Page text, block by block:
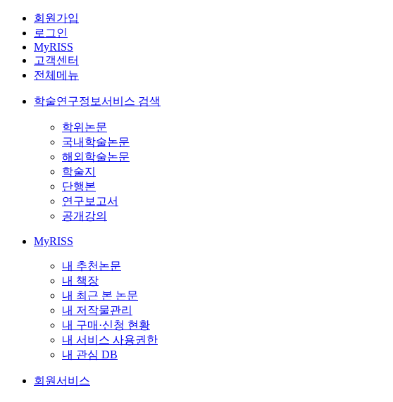
회원가입
로그인
MyRISS
고객센터
전체메뉴
학술연구정보서비스 검색
학위논문
국내학술논문
해외학술논문
학술지
단행본
연구보고서
공개강의
MyRISS
내 추천논문
내 책장
내 최근 본 논문
내 저작물관리
내 구매·신청 현황
내 서비스 사용권한
내 관심 DB
회원서비스